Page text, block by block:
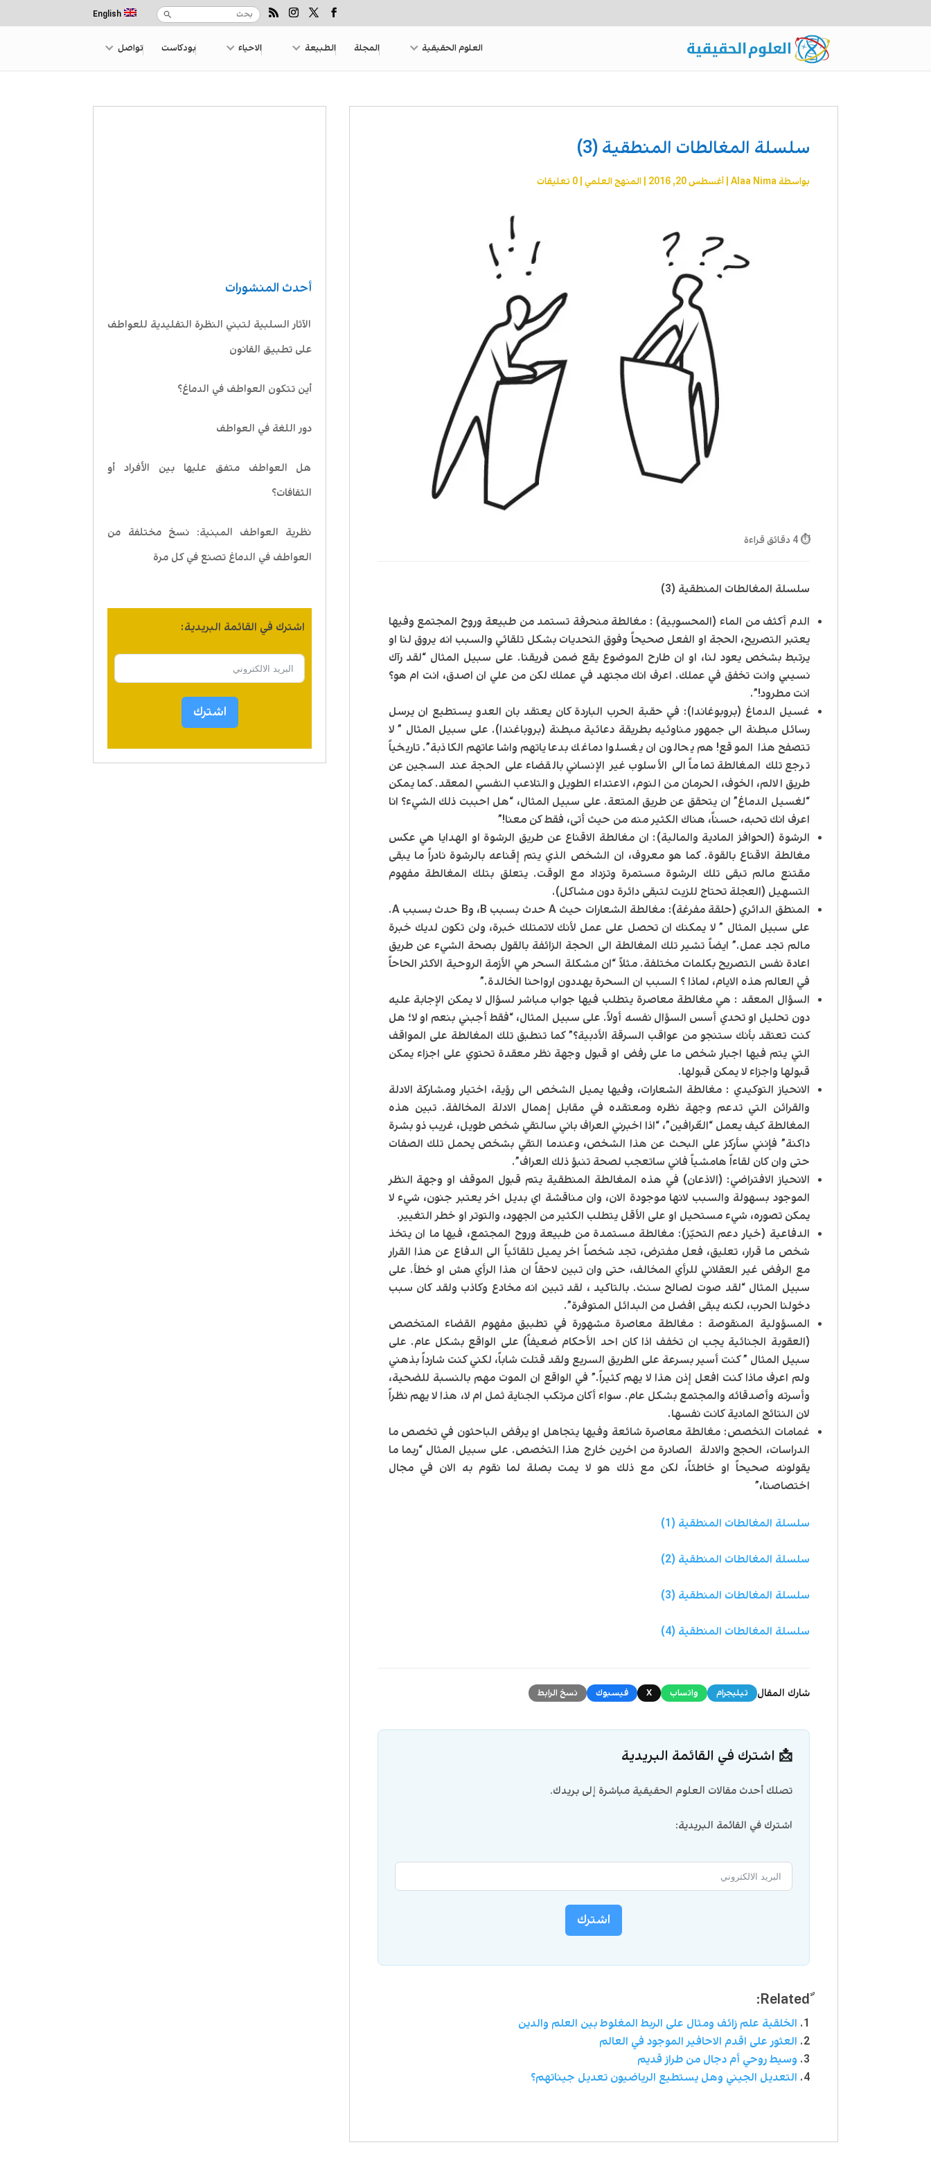
English
العلوم الحقيقية المجلة الطبيعة الاحياء بودكاست تواصل
أحدث المنشورات
الآثار السلبية لتبني النظرة التقليدية للعواطف
على تطبيق القانون
أين تتكون العواطف في الدماغ؟
دور اللغة في العواطف
هل العواطف متفق عليها بين الأفراد أو
الثقافات؟
نظرية العواطف المبنية: نسخ مختلفة من
العواطف في الدماغ تصنع في كل مرة
اشترك في القائمة البريدية:
اشترك
سلسلة المغالطات المنطقية (3)
بواسطة Alaa Nima
|أغسطس 20, 2016 |المنهج العلمي |0 تعليقات
⏱ 4 دقائق قراءة
سلسلة المغالطات المنطقية (3)
الدم أكثف من الماء (المحسوبية) : مغالطة منحرفة تستمد من طبيعة وروح المجتمع وفيها
يعتبر التصريح، الحجة او الفعل صحيحاً وفوق التحديات بشكل تلقائي والسبب انه يروق لنا او
يرتبط بشخص يعود لنا، او ان طارح الموضوع يقع ضمن فريقنا. على سبيل المثال “لقد رآك
نسيبي وانت تخفق في عملك. اعرف انك مجتهد في عملك لكن من علي ان اصدق، انت ام هو؟
انت مطرود!”.
غسيل الدماغ (بروبوغاندا): في حقبة الحرب الباردة كان يعتقد بان العدو يستطيع ان يرسل
رسائل مبطنة الى جمهور مناوئيه بطريقة دعائية مبطنة (بروباغندا). على سبيل المثال ” لا
تتصفح هذا الموقع! هم يحالون ان يغسلوا دماغك بدعاياتهم واشاعاتهم الكاذبة”. تاريخياً
ترجع تلك المغالطة تماماً الى الأسلوب غير الإنساني بالقضاء على الحجة عند السجين عن
طريق الالم، الخوف، الحرمان من النوم، الاعتداء الطويل والتلاعب النفسي المعقد. كما يمكن
“لغسيل الدماغ” ان يتحقق عن طريق المتعة. على سبيل المثال، “هل احببت ذلك الشيء؟ انا
اعرف انك تحبه، حسناً، هناك الكثير منه من حيث أتى، فقط كن معنا!”
الرشوة (الحوافز المادية والمالية): ان مغالطة الاقناع عن طريق الرشوة او الهدايا هي عكس
مغالطة الاقناع بالقوة. كما هو معروف، ان الشخص الذي يتم إقناعه بالرشوة نادراً ما يبقى
مقتنع مالم تبقى تلك الرشوة مستمرة وتزداد مع الوقت. يتعلق بتلك المغالطة مفهوم
التسهيل (العجلة تحتاج للزيت لتبقى دائرة دون مشاكل).
المنطق الدائري (حلقة مفرغة)
: مغالطة الشعارات حيث A حدث بسبب B، وB حدث بسبب A.
على سبيل المثال ” لا يمكنك ان تحصل على عمل لأنك لاتمتلك خبرة، ولن تكون لديك خبرة
مالم تجد عمل.” ايضاً تشير تلك المغالطة الى الحجة الزائفة بالقول بصحة الشيء عن طريق
اعادة نفس التصريح بكلمات مختلفة. مثلاً “ان مشكلة السحر هي الأزمة الروحية الاكثر الحاحاً
في العالم هذه الايام، لماذا ؟ السبب ان السحرة يهددون ارواحنا الخالدة.”
السؤال المعقد : هي مغالطة معاصرة يتطلب فيها جواب مباشر لسؤال لا يمكن الإجابة عليه
دون تحليل او تحدي أسس السؤال نفسه أولاً. على سبيل المثال، “فقط أجبني بنعم او لا؛ هل
كنت تعتقد بأنك ستنجو من عواقب السرقة الأدبية؟” كما تنطبق تلك المغالطة على المواقف
التي يتم فيها اجبار شخص ما على رفض او قبول وجهة نظر معقدة تحتوي على اجزاء يمكن
قبولها واجزاء لا يمكن قبولها.
الانحياز التوكيدي : مغالطة الشعارات، وفيها يميل الشخص الى رؤية، اختيار ومشاركة الادلة
والقرائن التي تدعم وجهة نظره ومعتقده في مقابل إهمال الادلة المخالفة. تبين هذه
المغالطة كيف يعمل “العّرافين”، “اذا اخبرني العراف باني سالتقي شخص طويل، غريب ذو بشرة
داكنة” فإنني سأركز على البحث عن هذا الشخص، وعندما التقي بشخص يحمل تلك الصفات
حتى وان كان لقاءاً هامشياً فاني ساتعجب لصحة تنبؤ ذلك العراف”.
الانحياز الافتراضي: (الاذعان) في هذه المغالطة المنطقية يتم قبول الموقف او وجهة النظر
الموجود بسهولة والسبب لانها موجودة الان، وان مناقشة اي بديل اخر يعتبر جنون، شيء لا
يمكن تصوره، شيء مستحيل او على الأقل يتطلب الكثير من الجهود، والتوتر او خطر التغيير.
الدفاعية (خيار دعم التحيّز): مغالطة مستمدة من طبيعة وروح المجتمع، فيها ما ان يتخذ
شخص ما قرار، تعليق، فعل مفترض، تجد شخصاً اخر يميل تلقائياً الى الدفاع عن هذا القرار
مع الرفض غير العقلاني للرأي المخالف، حتى وان تبين لاحقاً ان هذا الرأي هش او خطأ. على
سبيل المثال “لقد صوت لصالح سنث. بالتاكيد ، لقد تبين انه مخادع وكاذب ولقد كان سبب
دخولنا الحرب، لكنه يبقى افضل من البدائل المتوفرة”.
المسؤولية المنقوصة : مغالطة معاصرة مشهورة في تطبيق مفهوم القضاء المتخصص
(العقوبة الجنائية يجب ان تخفف اذا كان احد الأحكام ضعيفاً) على الواقع بشكل عام. على
سبيل المثال ” كنت أسير بسرعة على الطريق السريع ولقد قتلت شاباً، لكني كنت شارداً بذهني
ولم اعرف ماذا كنت افعل إذن هذا لا يهم كثيراً.” في الواقع ان الموت مهم بالنسبة للضحية،
وأسرته وأصدقائه والمجتمع بشكل عام. سواء أكان مرتكب الجناية ثمل ام لا، هذا لا يهم نظراً
لان النتائج المادية كانت نفسها.
غمامات التخصص: مغالطة معاصرة شائعة وفيها يتجاهل او يرفض الباحثون في تخصص ما
الدراسات، الحجج والادلة الصادرة من اخرين خارج هذا التخصص. على سبيل المثال “ربما ما
يقولونه صحيحاً او خاطئاً، لكن مع ذلك هو لا يمت بصلة لما نقوم به الان في مجال
اختصاصنا،”
سلسلة المغالطات المنطقية (1)
سلسلة المغالطات المنطقية (2)
سلسلة المغالطات المنطقية (3)
سلسلة المغالطات المنطقية (4)
شارك المقال تيليجرام واتساب X فيسبوك نسخ الرابط
📩 اشترك في القائمة البريدية
تصلك أحدث مقالات العلوم الحقيقية مباشرة إلى بريدك.
اشترك في القائمة البريدية:
اشترك
الخلقية علم زائف ومثال على الربط المغلوط بين العلم والدين
العثور على اقدم الاحافير الموجود في العالم
وسيط روحي أم دجال من طراز قديم
التعديل الجيني وهل يستطيع الرياضيون تعديل جيناتهم؟